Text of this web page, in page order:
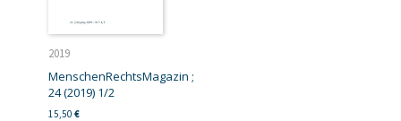
2019
MenschenRechtsMagazin ;
24 (2019) 1/2
15,50 €